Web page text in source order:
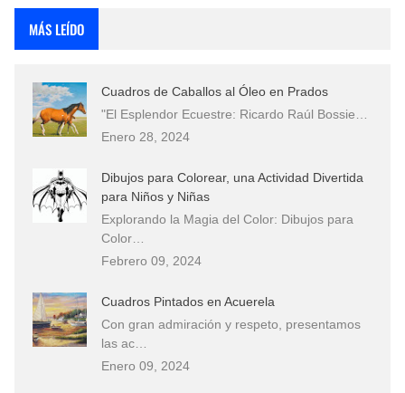
MÁS LEÍDO
Cuadros de Caballos al Óleo en Prados
"El Esplendor Ecuestre: Ricardo Raúl Bossie…
Enero 28, 2024
Dibujos para Colorear, una Actividad Divertida
para Niños y Niñas
Explorando la Magia del Color: Dibujos para
Color…
Febrero 09, 2024
Cuadros Pintados en Acuerela
Con gran admiración y respeto, presentamos
las ac…
Enero 09, 2024